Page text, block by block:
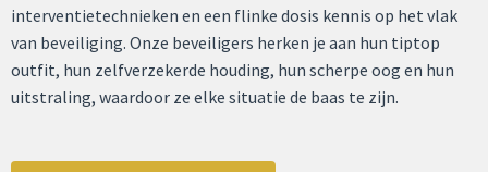
interventietechnieken en een flinke dosis kennis op het vlak
van beveiliging. Onze beveiligers herken je aan hun tiptop
outfit, hun zelfverzekerde houding, hun scherpe oog en hun
uitstraling, waardoor ze elke situatie de baas te zijn.